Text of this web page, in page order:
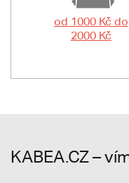
od 1000 Kč do
2000 Kč
KABEA.CZ –